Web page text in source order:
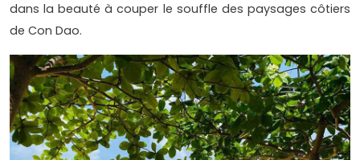
dans la beauté à couper le souffle des paysages côtiers
de Con Dao.